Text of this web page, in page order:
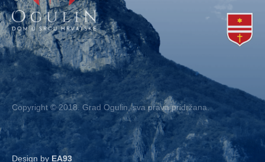
Copyright © 2018. Grad Ogulin, sva prava pridržana.
Design by EA93